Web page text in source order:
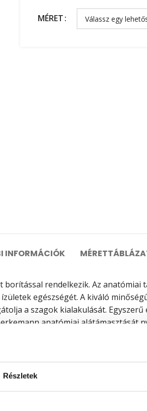
Részletek
MÉRET
INFORMÁCIÓK
rendelkezik. Az anatómiai
egészségét. A kiváló
a szagok kialakulását.
anatómiai alátámasztását